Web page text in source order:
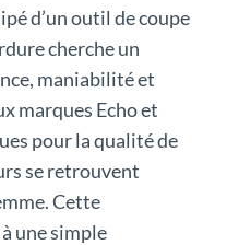
d’un outil de coupe
cherche un
maniabilité et
marques Echo et
pour la qualité de
se retrouvent
Cette
une simple